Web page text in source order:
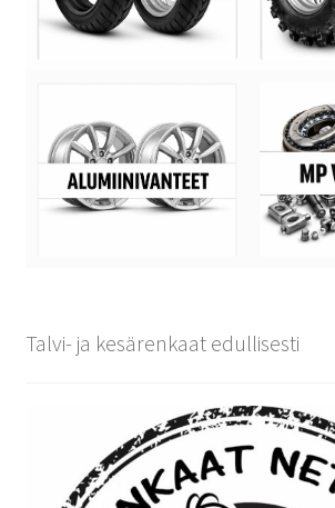
Talvi- ja kesärenkaat edullisesti